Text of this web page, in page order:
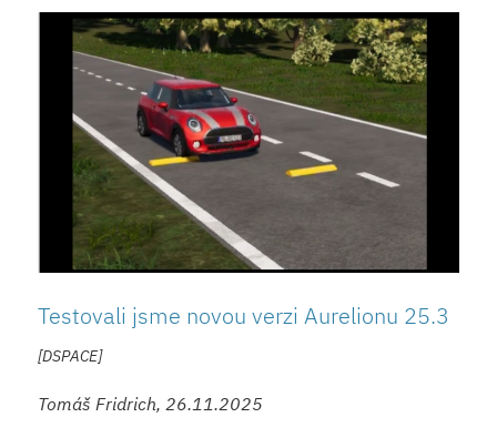
Testovali jsme novou verzi Aurelionu 25.3
[DSPACE]
Tomáš Fridrich, 26.11.2025